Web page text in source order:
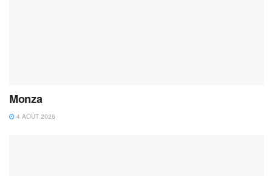
Monza
4 AOÛT 2026